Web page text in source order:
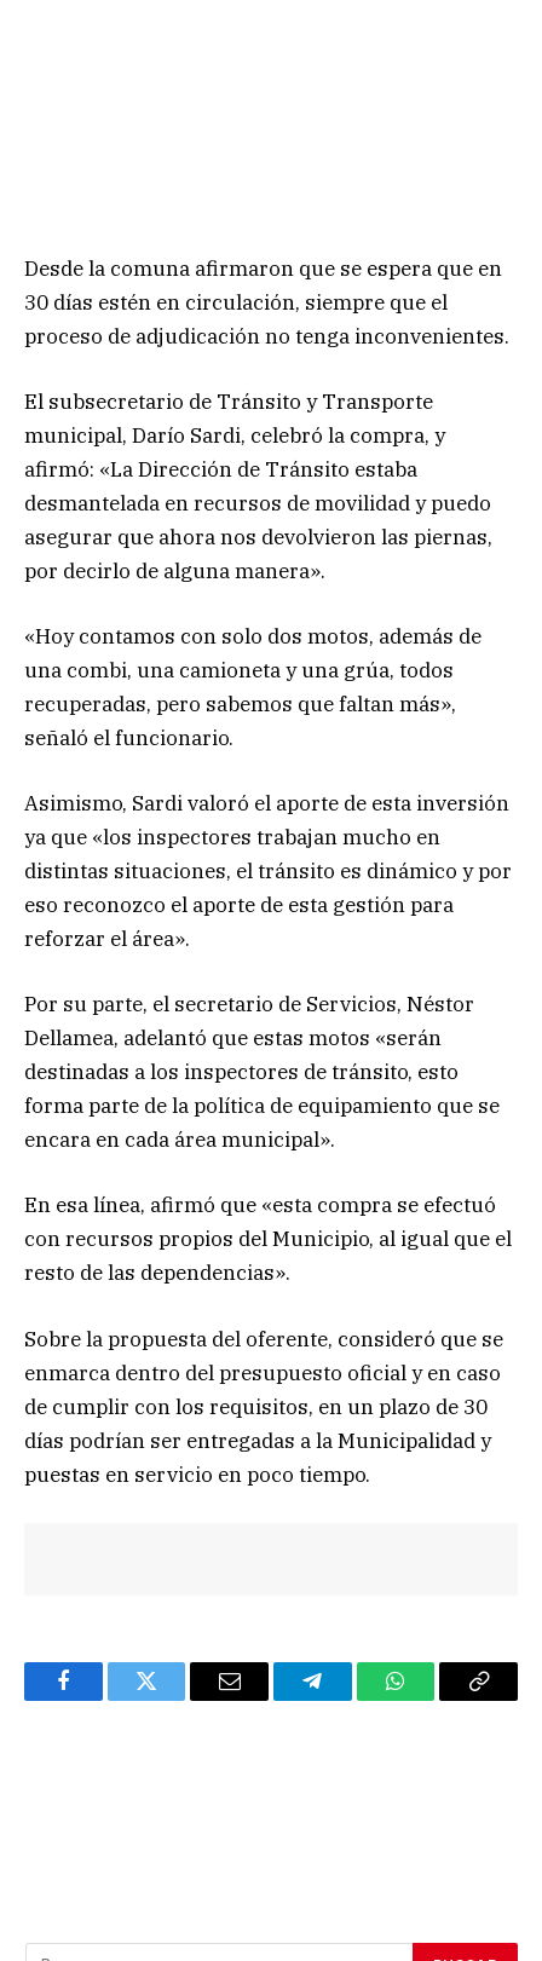
Desde la comuna afirmaron que se espera que en
30 días estén en circulación, siempre que el
proceso de adjudicación no tenga inconvenientes.
El subsecretario de Tránsito y Transporte
municipal, Darío Sardi, celebró la compra, y
afirmó: «La Dirección de Tránsito estaba
desmantelada en recursos de movilidad y puedo
asegurar que ahora nos devolvieron las piernas,
por decirlo de alguna manera».
«Hoy contamos con solo dos motos, además de
una combi, una camioneta y una grúa, todos
recuperadas, pero sabemos que faltan más»,
señaló el funcionario.
Asimismo, Sardi valoró el aporte de esta inversión
ya que «los inspectores trabajan mucho en
distintas situaciones, el tránsito es dinámico y por
eso reconozco el aporte de esta gestión para
reforzar el área».
Por su parte, el secretario de Servicios, Néstor
Dellamea, adelantó que estas motos «serán
destinadas a los inspectores de tránsito, esto
forma parte de la política de equipamiento que se
encara en cada área municipal».
En esa línea, afirmó que «esta compra se efectuó
con recursos propios del Municipio, al igual que el
resto de las dependencias».
Sobre la propuesta del oferente, consideró que se
enmarca dentro del presupuesto oficial y en caso
de cumplir con los requisitos, en un plazo de 30
días podrían ser entregadas a la Municipalidad y
puestas en servicio en poco tiempo.
FacebookTwitter Email TelegramWhatsAppCopy